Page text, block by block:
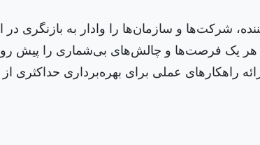
شرکت‌ها و سازمان‌ها را وادار به
هر یک فرصت‌ها و چالش‌های بی‌شماری را پیش
راهکارهای عملی برای بهره‌برداری حداکثری